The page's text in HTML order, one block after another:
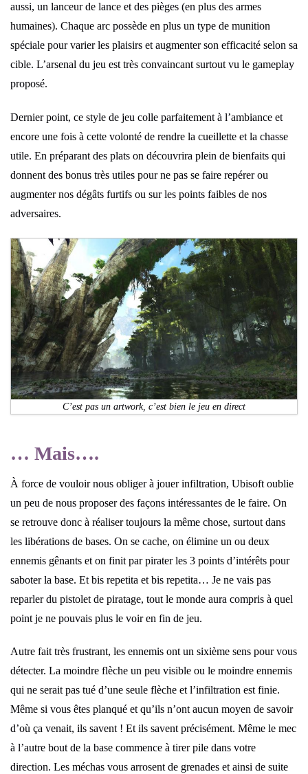
aussi, un lanceur de lance et des pièges (en plus des armes
humaines). Chaque arc possède en plus un type de munition
spéciale pour varier les plaisirs et augmenter son efficacité selon sa
cible. L’arsenal du jeu est très convaincant surtout vu le gameplay
proposé.
Dernier point, ce style de jeu colle parfaitement à l’ambiance et
encore une fois à cette volonté de rendre la cueillette et la chasse
utile. En préparant des plats on découvrira plein de bienfaits qui
donnent des bonus très utiles pour ne pas se faire repérer ou
augmenter nos dégâts furtifs ou sur les points faibles de nos
adversaires.
C’est pas un artwork, c’est bien le jeu en direct
… Mais….
À force de vouloir nous obliger à jouer infiltration, Ubisoft oublie
un peu de nous proposer des façons intéressantes de le faire. On
se retrouve donc à réaliser toujours la même chose, surtout dans
les libérations de bases. On se cache, on élimine un ou deux
ennemis gênants et on finit par pirater les 3 points d’intérêts pour
saboter la base. Et bis repetita et bis repetita… Je ne vais pas
reparler du pistolet de piratage, tout le monde aura compris à quel
point je ne pouvais plus le voir en fin de jeu.
Autre fait très frustrant, les ennemis ont un sixième sens pour vous
détecter. La moindre flèche un peu visible ou le moindre ennemis
qui ne serait pas tué d’une seule flèche et l’infiltration est finie.
Même si vous êtes planqué et qu’ils n’ont aucun moyen de savoir
d’où ça venait, ils savent ! Et ils savent précisément. Même le mec
à l’autre bout de la base commence à tirer pile dans votre
direction. Les méchas vous arrosent de grenades et ainsi de suite